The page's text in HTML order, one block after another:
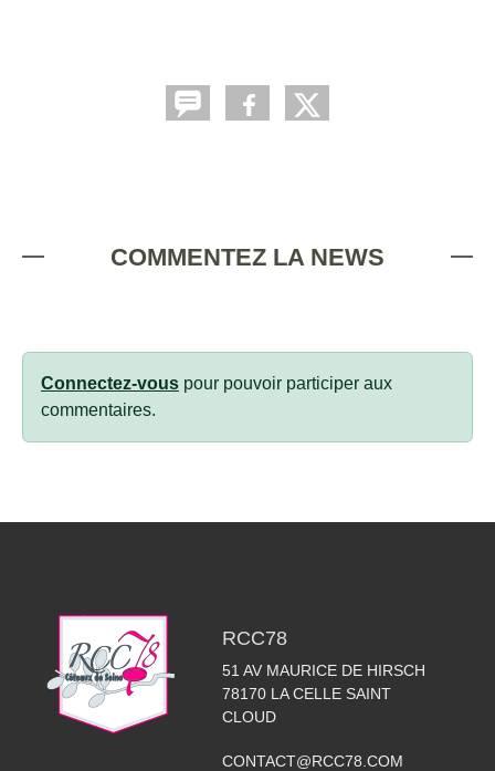
COMMENTEZ LA NEWS
Connectez-vous pour pouvoir participer aux
commentaires.
RCC78
51 AV MAURICE DE HIRSCH
78170 LA CELLE SAINT
CLOUD
CONTACT@RCC78.COM